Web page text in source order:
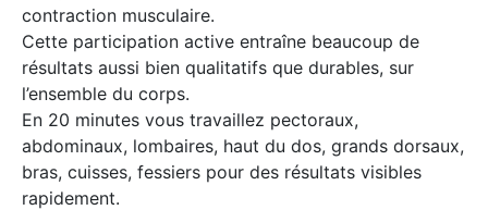
contraction musculaire.
Cette participation active entraîne beaucoup de
résultats aussi bien qualitatifs que durables, sur
l’ensemble du corps.
En 20 minutes vous travaillez pectoraux,
abdominaux, lombaires, haut du dos, grands dorsaux,
bras, cuisses, fessiers pour des résultats visibles
rapidement.